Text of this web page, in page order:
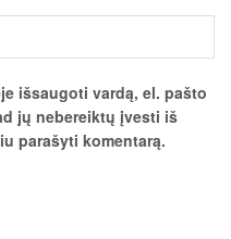
išsaugoti vardą, el. pašto
jų nebereiktų įvesti iš
parašyti komentarą.